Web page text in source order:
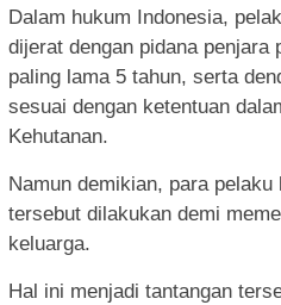
Dalam hukum Indonesia,
dijerat dengan pidana penjara
paling lama 5 tahun, serta
sesuai dengan ketentuan
Kehutanan.
Namun demikian, para
tersebut dilakukan demi
keluarga.
Hal ini menjadi tantangan